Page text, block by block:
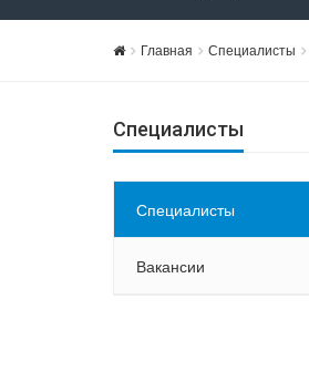
Главная Специалисты
Специалисты
Специалисты
Вакансии